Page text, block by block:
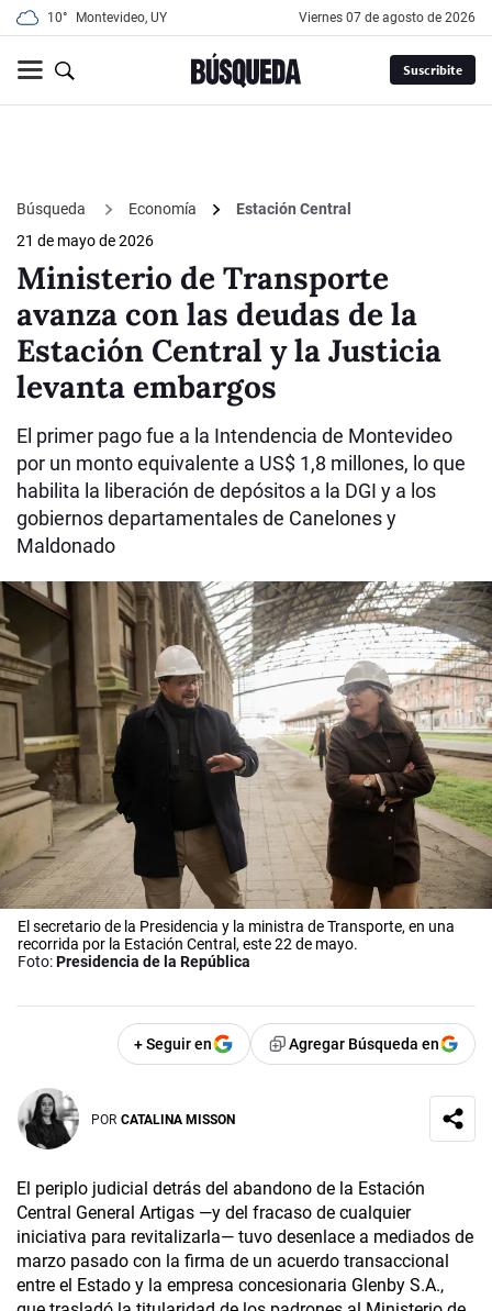
10° Montevideo, UY viernes 07 de agosto de 2026
Suscribite
Búsqueda Economía
Estación Central
21 de mayo de 2026
Ministerio de Transporte
avanza con las deudas de la
Estación Central y la Justicia
levanta embargos
El primer pago fue a la Intendencia de Montevideo
por un monto equivalente a US$ 1,8 millones, lo que
habilita la liberación de depósitos a la DGI y a los
gobiernos departamentales de Canelones y
Maldonado
El secretario de la Presidencia y la ministra de Transporte, en una
recorrida por la Estación Central, este 22 de mayo.
Foto:Presidencia de la República
+ Seguir en Agregar Búsqueda en
POR CATALINA MISSON
El periplo judicial detrás del abandono de la Estación
Central General Artigas —y del fracaso de cualquier
iniciativa para revitalizarla— tuvo desenlace a mediados de
marzo pasado con la firma de un acuerdo transaccional
entre el Estado y la empresa concesionaria Glenby S.A.,